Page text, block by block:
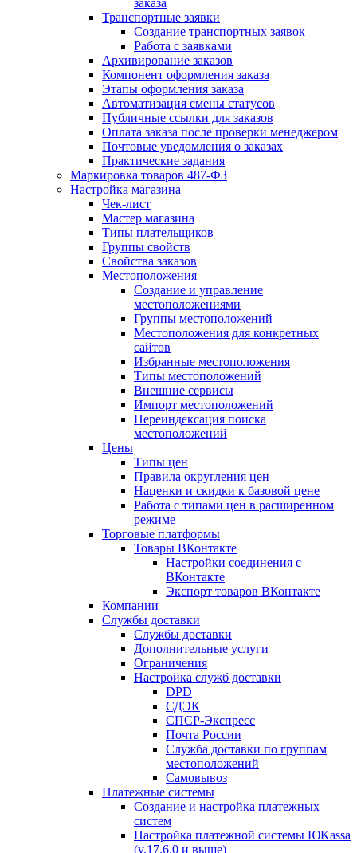
заказа
Транспортные заявки
Создание транспортных заявок
Работа с заявками
Архивирование заказов
Компонент оформления заказа
Этапы оформления заказа
Автоматизация смены статусов
Публичные ссылки для заказов
Оплата заказа после проверки менеджером
Почтовые уведомления о заказах
Практические задания
Маркировка товаров 487-ФЗ
Настройка магазина
Чек-лист
Мастер магазина
Типы плательщиков
Группы свойств
Свойства заказов
Местоположения
Создание и управление
местоположениями
Группы местоположений
Местоположения для конкретных
сайтов
Избранные местоположения
Типы местоположений
Внешние сервисы
Импорт местоположений
Переиндексация поиска
местоположений
Цены
Типы цен
Правила округления цен
Наценки и скидки к базовой цене
Работа с типами цен в расширенном
режиме
Торговые платформы
Товары ВКонтакте
Настройки соединения с
ВКонтакте
Экспорт товаров ВКонтакте
Компании
Службы доставки
Службы доставки
Дополнительные услуги
Ограничения
Настройка служб доставки
DPD
СДЭК
СПСР-Экспресс
Почта России
Служба доставки по группам
местоположений
Самовывоз
Платежные системы
Создание и настройка платежных
систем
Настройка платежной системы ЮKassa
(v.17.6.0 и выше)